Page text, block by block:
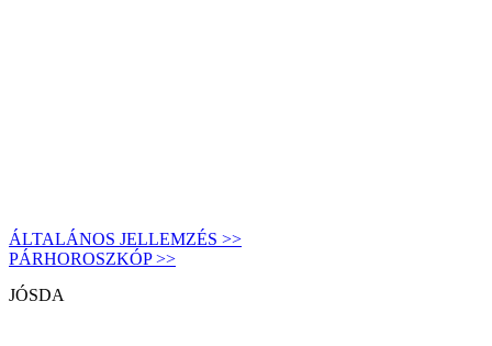
ÁLTALÁNOS JELLEMZÉS >>
PÁRHOROSZKÓP >>
JÓSDA